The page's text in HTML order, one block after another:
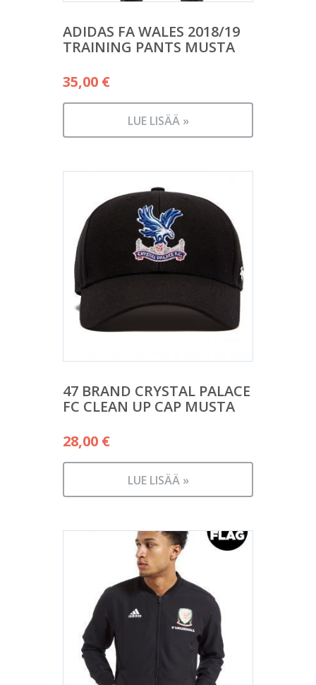
ADIDAS FA WALES 2018/19
TRAINING PANTS MUSTA
35,00 €
LUE LISÄÄ »
47 BRAND CRYSTAL PALACE
FC CLEAN UP CAP MUSTA
28,00 €
LUE LISÄÄ »